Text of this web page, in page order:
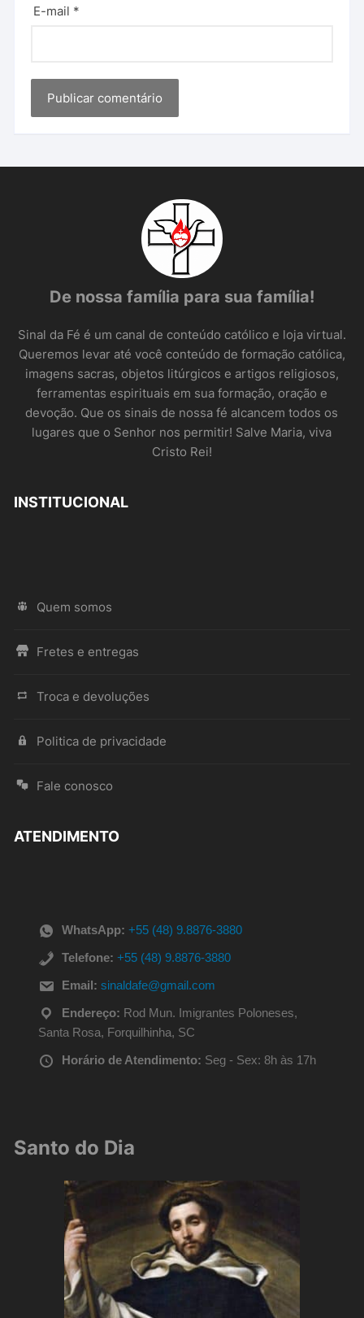
E-mail *
De nossa família para sua família!
Sinal da Fé é um canal de conteúdo católico e loja virtual.
Queremos levar até você conteúdo de formação católica,
imagens sacras, objetos litúrgicos e artigos religiosos,
ferramentas espirituais em sua formação, oração e
devoção. Que os sinais de nossa fé alcancem todos os
lugares que o Senhor nos permitir! Salve Maria, viva
Cristo Rei!
INSTITUCIONAL
Quem somos
Fretes e entregas
Troca e devoluções
Politica de privacidade
Fale conosco
ATENDIMENTO
WhatsApp: +55 (48) 9.8876-3880
Telefone: +55 (48) 9.8876-3880
Email: sinaldafe@gmail.com
Endereço: Rod Mun. Imigrantes Poloneses,
Santa Rosa, Forquilhinha, SC
Horário de Atendimento: Seg - Sex: 8h às 17h
Santo do Dia